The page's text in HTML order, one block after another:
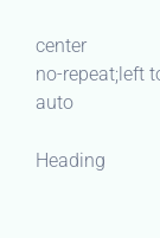
center
no-repeat;left
auto
Heading